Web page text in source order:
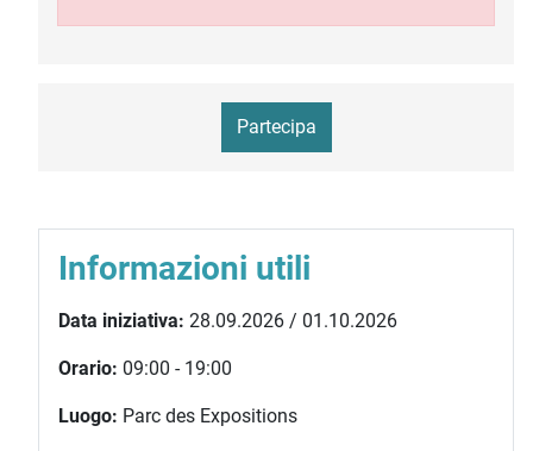
Partecipa
Informazioni utili
Data iniziativa: 28.09.2026 / 01.10.2026
Orario: 09:00 - 19:00
Luogo: Parc des Expositions